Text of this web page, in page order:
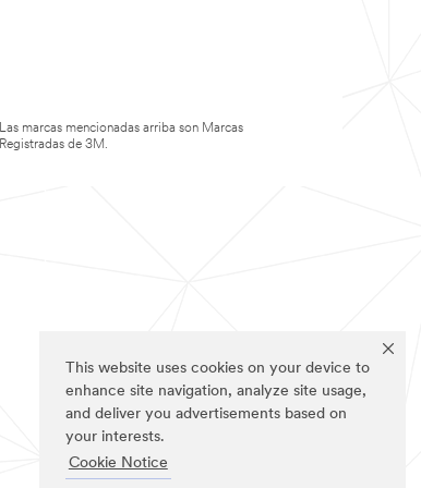
This website uses cookies on your device to
enhance site navigation, analyze site usage,
and deliver you advertisements based on
your interests.
Cookie Notice
Las marcas mencionadas arriba son Marcas
Registradas de 3M.